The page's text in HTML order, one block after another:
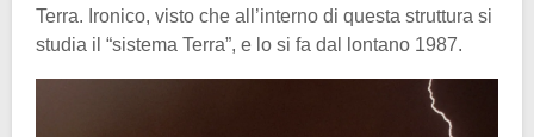
Terra. Ironico, visto che all’interno di questa struttura si
studia il “sistema Terra”, e lo si fa dal lontano 1987.